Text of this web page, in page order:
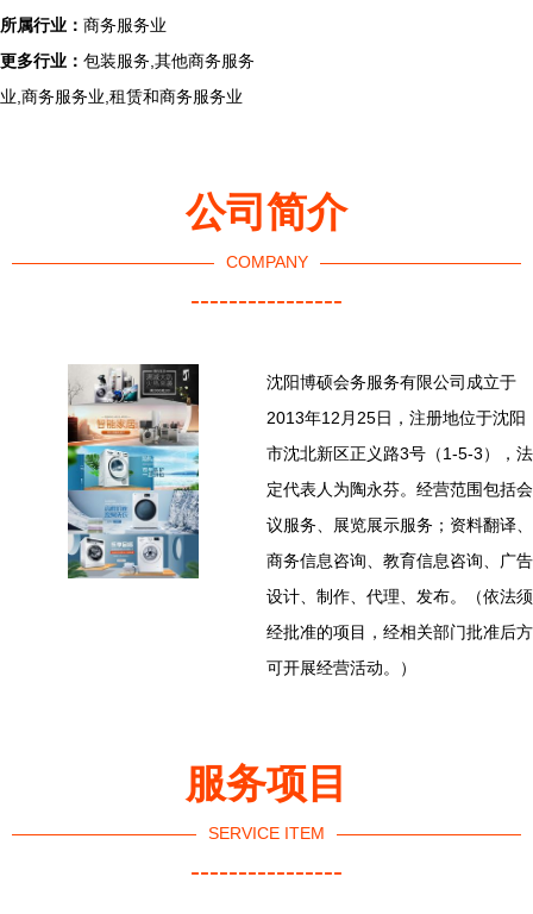
所属行业： 商务服务业
更多行业： 包装服务,其他商务服务
业,商务服务业,租赁和商务服务业
公司简介
COMPANY
----------------
沈阳博硕会务服务有限公司成立于
2013年12月25日，注册地位于沈阳
市沈北新区正义路3号（1-5-3），法
定代表人为陶永芬。经营范围包括会
议服务、展览展示服务；资料翻译、
商务信息咨询、教育信息咨询、广告
设计、制作、代理、发布。（依法须
经批准的项目，经相关部门批准后方
可开展经营活动。）
服务项目
SERVICE ITEM
----------------